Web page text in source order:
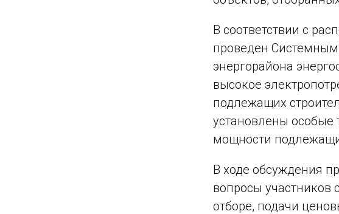
В соответствии с
проведен Системным
энергорайона
высокое
подлежащих
установлены особые
мощности
В ходе обсуждения
вопросы участников
отборе, подачи